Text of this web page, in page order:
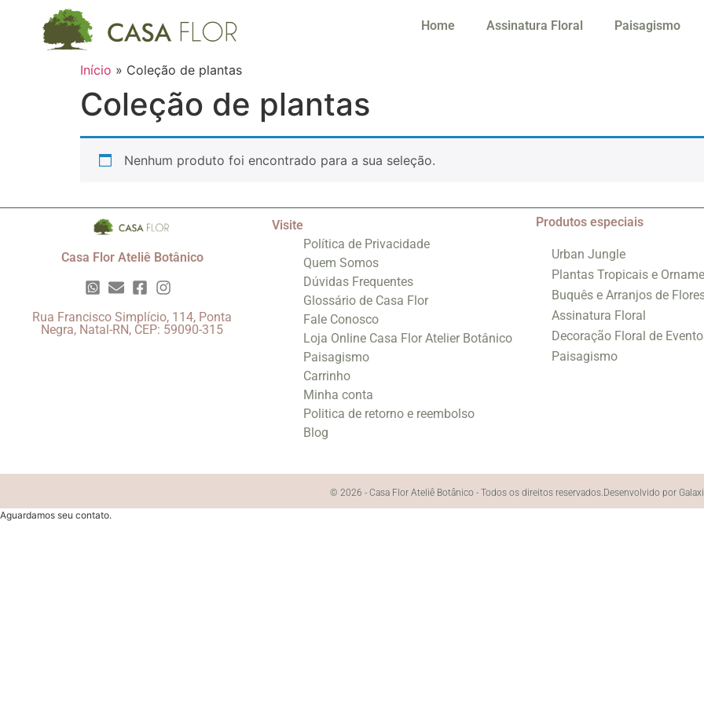
Home Assinatura Floral Paisagismo
Início » Coleção de plantas
Coleção de plantas
Nenhum produto foi encontrado para a sua seleção.
Casa Flor Ateliê Botânico
Rua Francisco Simplício, 114, Ponta
Negra, Natal-RN, CEP: 59090-315
Visite
Política de Privacidade
Quem Somos
Dúvidas Frequentes
Glossário de Casa Flor
Fale Conosco
Loja Online Casa Flor Atelier Botânico
Paisagismo
Carrinho
Minha conta
Politica de retorno e reembolso
Blog
Produtos especiais
Urban Jungle
Plantas Tropicais e
Buquês e Arranjos de
Assinatura Floral
Decoração Floral de
Paisagismo
© 2026 - Casa Flor Ateliê Botânico - Todos os direitos reservados.Desenvolvido por
Aguardamos seu contato.